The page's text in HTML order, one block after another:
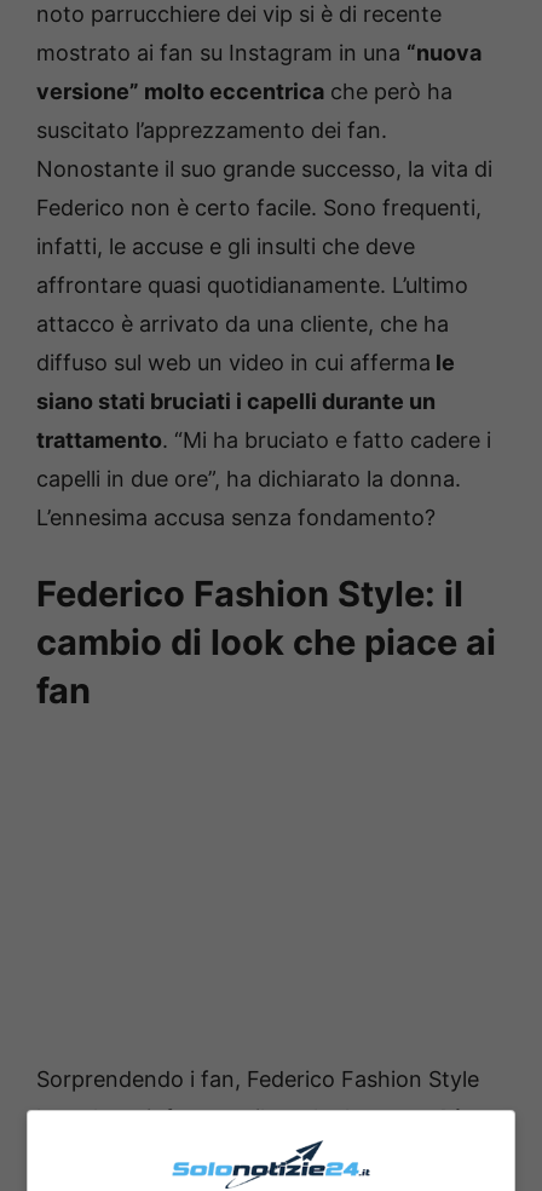
noto parrucchiere dei vip si è di recente
mostrato ai fan su Instagram in una “nuova
versione” molto eccentrica che però ha
suscitato l’apprezzamento dei fan.
Nonostante il suo grande successo, la vita di
Federico non è certo facile. Sono frequenti,
infatti, le accuse e gli insulti che deve
affrontare quasi quotidianamente. L’ultimo
attacco è arrivato da una cliente, che ha
diffuso sul web un video in cui afferma le
siano stati bruciati i capelli durante un
trattamento. “Mi ha bruciato e fatto cadere i
capelli in due ore”, ha dichiarato la donna.
L’ennesima accusa senza fondamento?
Federico Fashion Style: il
cambio di look che piace ai
fan
Sorprendendo i fan, Federico Fashion Style
ha voluto rinfrescare il suo look conmolti
orecchini di diverso tipo e grandezza, con